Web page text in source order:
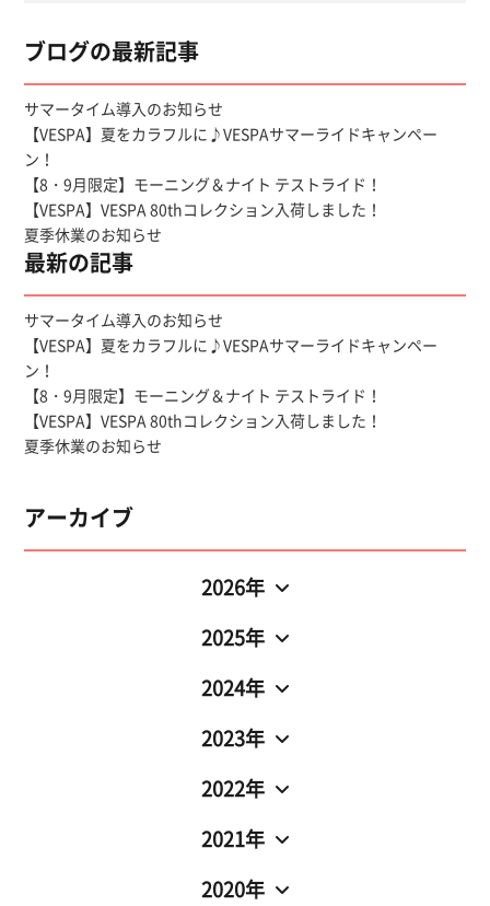
ブログの最新記事
サマータイム導入のお知らせ
【VESPA】夏をカラフルに♪VESPAサマーライドキャンペー
ン！
【8・9月限定】モーニング＆ナイト テストライド！
【VESPA】VESPA 80thコレクション入荷しました！
夏季休業のお知らせ
最新の記事
サマータイム導入のお知らせ
【VESPA】夏をカラフルに♪VESPAサマーライドキャンペー
ン！
【8・9月限定】モーニング＆ナイト テストライド！
【VESPA】VESPA 80thコレクション入荷しました！
夏季休業のお知らせ
アーカイブ
2026年
2025年
2024年
2023年
2022年
2021年
2020年